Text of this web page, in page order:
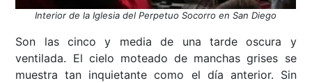
Interior de la Iglesia del Perpetuo Socorro en San Diego
Son las cinco y media de una tarde oscura y
ventilada. El cielo moteado de manchas grises se
muestra tan inquietante como el día anterior. Sin